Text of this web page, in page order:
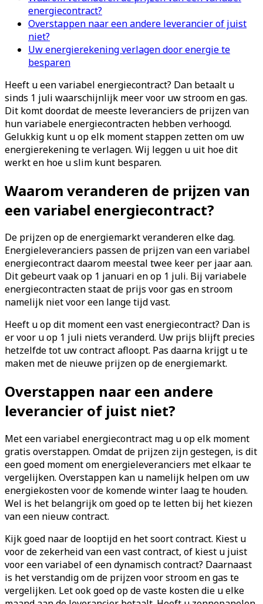
energiecontract?
Overstappen naar een andere leverancier of juist
niet?
Uw energierekening verlagen door energie te
besparen
Heeft u een variabel energiecontract? Dan betaalt u
sinds 1 juli waarschijnlijk meer voor uw stroom en gas.
Dit komt doordat de meeste leveranciers de prijzen van
hun variabele energiecontracten hebben verhoogd.
Gelukkig kunt u op elk moment stappen zetten om uw
energierekening te verlagen. Wij leggen u uit hoe dit
werkt en hoe u slim kunt besparen.
Waarom veranderen de prijzen van
een variabel energiecontract?
De prijzen op de energiemarkt veranderen elke dag.
Energieleveranciers passen de prijzen van een variabel
energiecontract daarom meestal twee keer per jaar aan.
Dit gebeurt vaak op 1 januari en op 1 juli. Bij variabele
energiecontracten staat de prijs voor gas en stroom
namelijk niet voor een lange tijd vast.
Heeft u op dit moment een vast energiecontract? Dan is
er voor u op 1 juli niets veranderd. Uw prijs blijft precies
hetzelfde tot uw contract afloopt. Pas daarna krijgt u te
maken met de nieuwe prijzen op de energiemarkt.
Overstappen naar een andere
leverancier of juist niet?
Met een variabel energiecontract mag u op elk moment
gratis overstappen. Omdat de prijzen zijn gestegen, is dit
een goed moment om energieleveranciers met elkaar te
vergelijken. Overstappen kan u namelijk helpen om uw
energiekosten voor de komende winter laag te houden.
Wel is het belangrijk om goed op te letten bij het kiezen
van een nieuw contract.
Kijk goed naar de looptijd en het soort contract. Kiest u
voor de zekerheid van een vast contract, of kiest u juist
voor een variabel of een dynamisch contract? Daarnaast
is het verstandig om de prijzen voor stroom en gas te
vergelijken. Let ook goed op de vaste kosten die u elke